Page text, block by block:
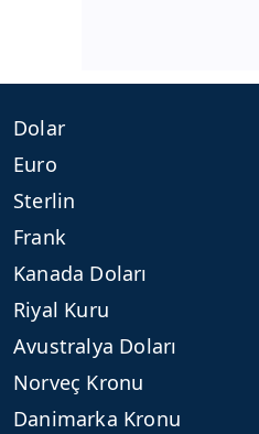
Dolar
Euro
Sterlin
Frank
Kanada Doları
Riyal Kuru
Avustralya Doları
Norveç Kronu
Danimarka Kronu